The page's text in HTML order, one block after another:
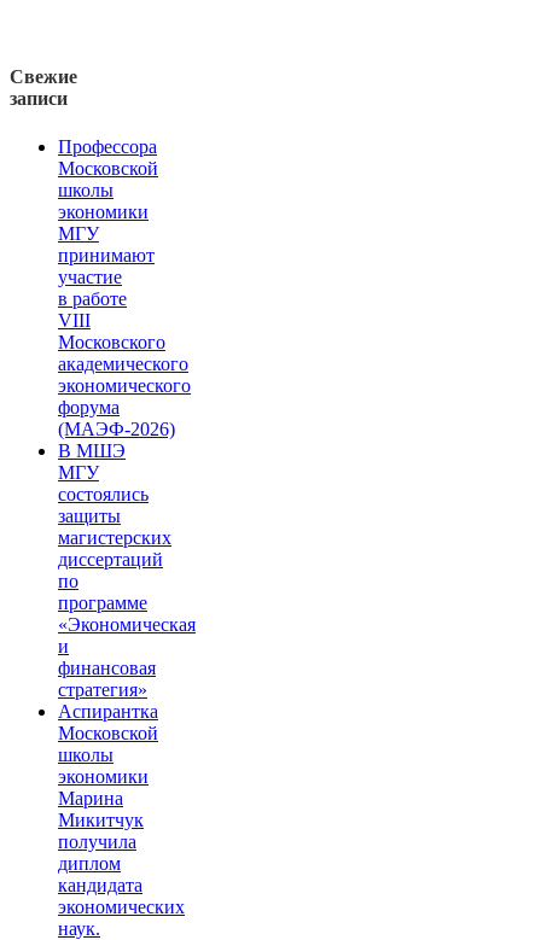
Свежие
записи
Профессора
Московской
школы
экономики
МГУ
принимают
участие
в работе
VIII
Московского
академического
экономического
форума
(МАЭФ-2026)
В МШЭ
МГУ
состоялись
защиты
магистерских
диссертаций
по
программе
«Экономическая
и
финансовая
стратегия»
Аспирантка
Московской
школы
экономики
Марина
Микитчук
получила
диплом
кандидата
экономических
наук.